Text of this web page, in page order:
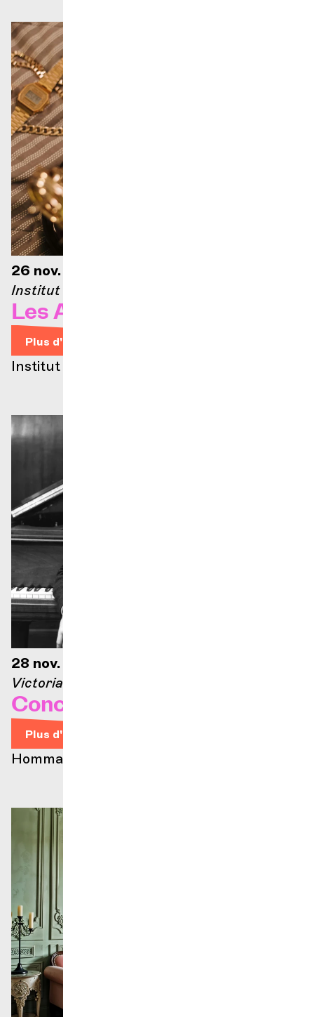
26 nov. 2026 — 19h30
Institut Florimont
Les Années folles
Plus d'infos
Institut Florimont
28 nov. 2026 — 18h
Victoria Hall
Concertissimo !
Plus d'infos
Hommage à Géza Anda